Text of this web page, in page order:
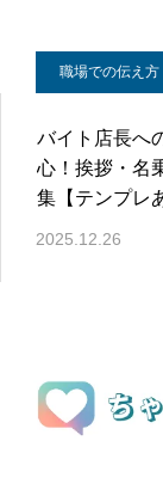
職場での伝え
バイト店長へ
心！挨拶・名
集【テンプレ
2025.12.26